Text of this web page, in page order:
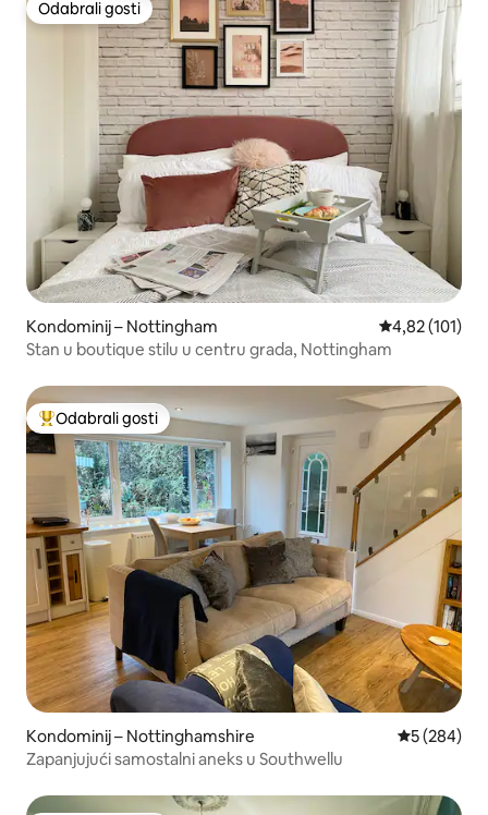
Odabrali gosti
Odabrali gosti
Kondominij – Nottingham Prosječna
4,82 (101)
Stan u boutique stilu u centru grada, Nottingham
Među najviše rangiranima s oznakom „Odabrali gosti”
Odabrali gosti
Kondominij – Nottinghamshire Prosječna
5 (284)
Zapanjujući samostalni aneks u Southwellu